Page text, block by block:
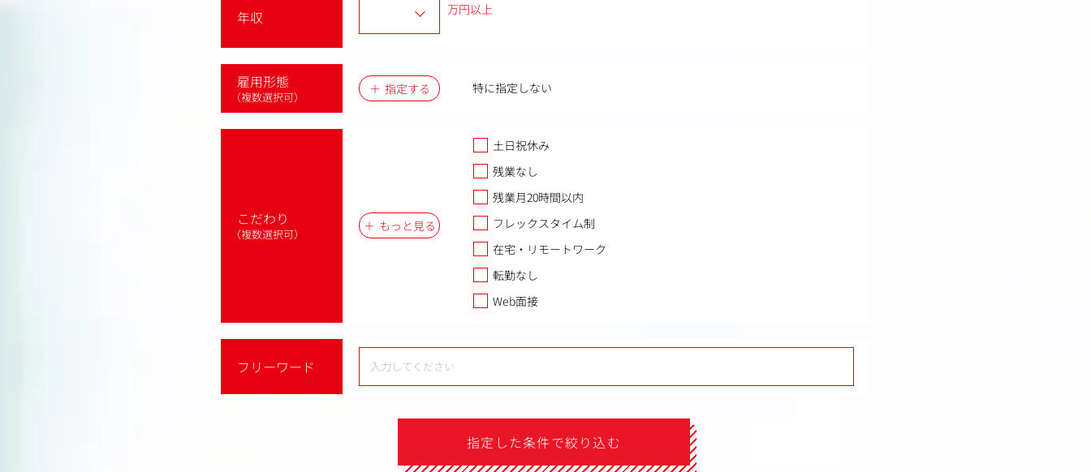
年収 万円以上
雇用形態
（複数選択可）
指定する 特に指定しない
こだわり
（複数選択可）
もっと見る
土日祝休み
残業なし
残業月20時間以内
フレックスタイム制
在宅・リモートワーク
転勤なし
Web面接
フリーワード
指定した条件で絞り込む